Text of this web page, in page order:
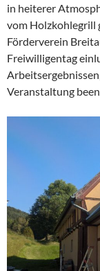
in heiterer
vom Holzkohlegrill
Förderverein
Freiwilligentag
Veranstaltung